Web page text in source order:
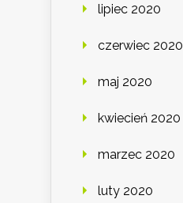
lipiec 2020
czerwiec 2020
maj 2020
kwiecień 2020
marzec 2020
luty 2020